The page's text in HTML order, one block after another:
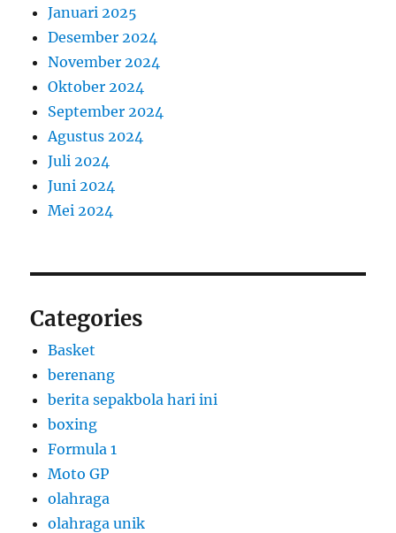
Januari 2025
Desember 2024
November 2024
Oktober 2024
September 2024
Agustus 2024
Juli 2024
Juni 2024
Mei 2024
Categories
Basket
berenang
berita sepakbola hari ini
boxing
Formula 1
Moto GP
olahraga
olahraga unik